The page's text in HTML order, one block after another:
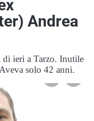
Andrea
di ieri a Tarzo. Inutile
solo 42 anni.